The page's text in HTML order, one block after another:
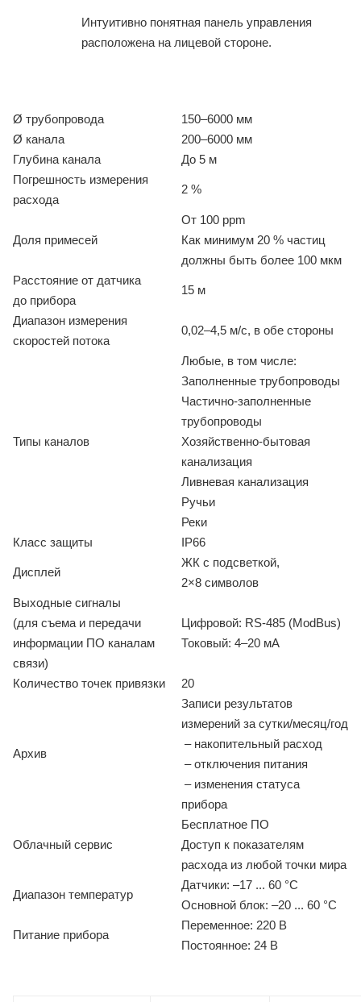
Интуитивно понятная панель управления
расположена на лицевой стороне.
Ø трубопровода
150–6000 мм
Ø канала
200–6000 мм
Глубина канала
До 5 м
Погрешность измерения
расхода
2 %
Доля примесей
От 100 ppm
Как минимум 20 % частиц
должны быть более 100 мкм
Расстояние от датчика
до прибора
15 м
Диапазон измерения
скоростей потока
0,02–4,5 м/с, в обе стороны
Типы каналов
Любые, в том числе:
Заполненные трубопроводы
Частично-заполненные
трубопроводы
Хозяйственно-бытовая
канализация
Ливневая канализация
Ручьи
Реки
Класс защиты
IP66
Дисплей
ЖК с подсветкой,
2×8 символов
Выходные сигналы
(для съема и передачи
информации ПО каналам
связи)
Цифровой: RS-485 (ModBus)
Токовый: 4–20 мА
Количество точек привязки 20
Архив
Записи результатов
измерений за сутки/месяц/год
– накопительный расход
– отключения питания
– изменения статуса
прибора
Облачный сервис
Бесплатное ПО
Доступ к показателям
расхода из любой точки мира
Диапазон температур
Датчики: –17 ... 60 °C
Основной блок: –20 ... 60 °C
Питание прибора
Переменное: 220 В
Постоянное: 24 В